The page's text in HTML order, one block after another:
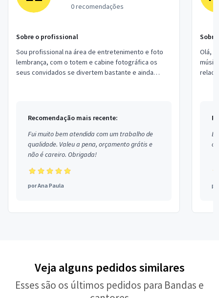
0 recomendações
Sobre o profissional
Sou profissional na área de entretenimento e foto
lembrança, com o totem e cabine fotográfica os
seus convidados se divertem bastante e ainda
Recomendação mais recente:
Fui muito bem atendida com um trabalho de
qualidade. Valeu a pena, orçamento grátis e
não é careiro. Obrigada!
porAna Paula
Olá,
Veja alguns pedidos similares
Esses são os últimos pedidos para Bandas e